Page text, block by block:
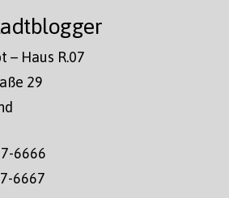
Haus R.07
29
6666
6667